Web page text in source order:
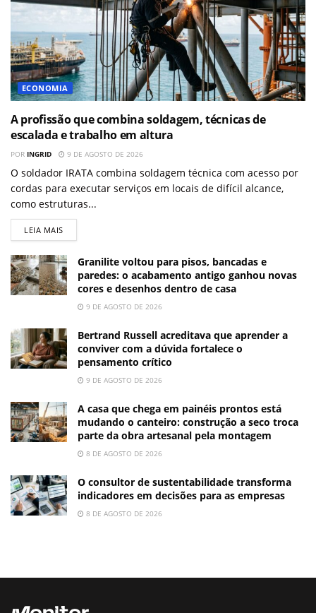
ECONOMIA
A profissão que combina soldagem, técnicas de
escalada e trabalho em altura
POR INGRID 9 DE AGOSTO DE 2026
O soldador IRATA combina soldagem técnica com acesso por
cordas para executar serviços em locais de difícil alcance,
como estruturas...
LEIA MAIS
Granilite voltou para pisos, bancadas e
paredes: o acabamento antigo ganhou novas
cores e desenhos dentro de casa
9 DE AGOSTO DE 2026
Bertrand Russell acreditava que aprender a
conviver com a dúvida fortalece o
pensamento crítico
9 DE AGOSTO DE 2026
A casa que chega em painéis prontos está
mudando o canteiro: construção a seco troca
parte da obra artesanal pela montagem
8 DE AGOSTO DE 2026
O consultor de sustentabilidade transforma
indicadores em decisões para as empresas
8 DE AGOSTO DE 2026